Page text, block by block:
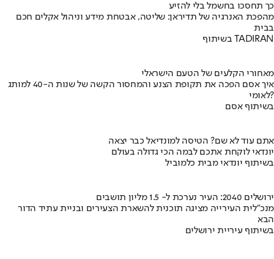
כך תחסכו בחשמל בלי להזיע
מהפכת האנרגיה של תדיראן: שליטה, אבטחת מידע וניהול אקלים חכם
בבית
בשיתוף TADIRAN
מאחורי הקלעים של הטעם הישראלי
איך אסם הפכה את תקופת הצנע והמחסור הקשה של שנות ה-40 למותג
לאומי?
בשיתוף אסם
אתם עוד לא שם? הטיסה למונדיאל כבר יצאה
יונדאי לוקחת אתכם לבמה הכי גדולה בעולם
בשיתוף יונדאי מבית כלמוביל
ירושלים 2040: העיר נערכת ל- 1.5 מליון תושבים
מנכ"לית העירייה מציגה תוכנית להשארת הצעירים ובניית עתיד הדור
הבא
בשיתוף עיריית ירושלים